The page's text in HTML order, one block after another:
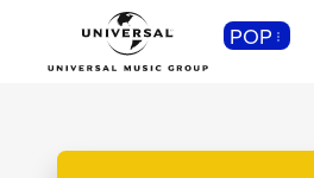
POP
CLASSICA